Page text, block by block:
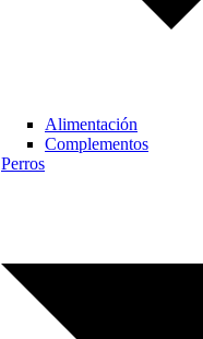
Alimentación
Complementos
Perros